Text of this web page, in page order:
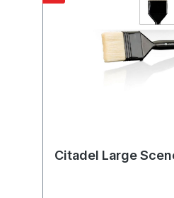
Citadel Large